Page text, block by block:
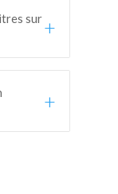
sur+
+